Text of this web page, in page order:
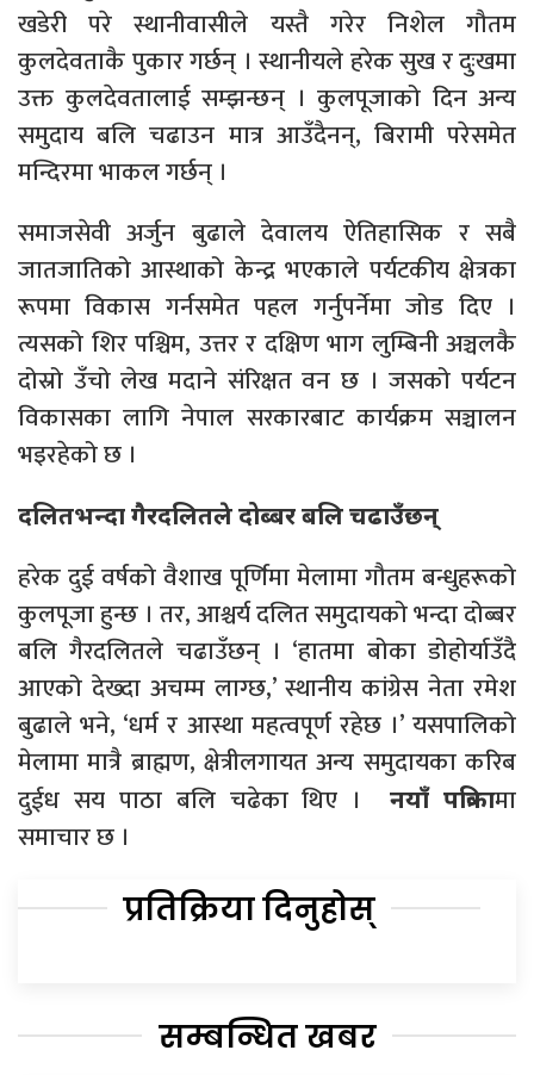
खडेरी परे स्थानीवासीले यस्तै गरेर निशेल गौतम
कुलदेवताकै पुकार गर्छन् । स्थानीयले हरेक सुख र दुःखमा
उक्त कुलदेवतालाई सम्झन्छन् । कुलपूजाको दिन अन्य
समुदाय बलि चढाउन मात्र आउँदैनन्, बिरामी परेसमेत
मन्दिरमा भाकल गर्छन् ।
समाजसेवी अर्जुन बुढाले देवालय ऐतिहासिक र सबै
जातजातिको आस्थाको केन्द्र भएकाले पर्यटकीय क्षेत्रका
रूपमा विकास गर्नसमेत पहल गर्नुपर्नेमा जोड दिए ।
त्यसको शिर पश्चिम, उत्तर र दक्षिण भाग लुम्बिनी अञ्चलकै
दोस्रो उँचो लेख मदाने संरिक्षत वन छ । जसको पर्यटन
विकासका लागि नेपाल सरकारबाट कार्यक्रम सञ्चालन
भइरहेको छ ।
दलितभन्दा गैरदलितले दोब्बर बलि चढाउँछन्
हरेक दुई वर्षको वैशाख पूर्णिमा मेलामा गौतम बन्धुहरूको
कुलपूजा हुन्छ । तर, आश्चर्य दलित समुदायको भन्दा दोब्बर
बलि गैरदलितले चढाउँछन् । ‘हातमा बोका डोहोर्याउँदै
आएको देख्दा अचम्म लाग्छ,’ स्थानीय कांग्रेस नेता रमेश
बुढाले भने, ‘धर्म र आस्था महत्वपूर्ण रहेछ ।’ यसपालिको
मेलामा मात्रै ब्राह्मण, क्षेत्रीलगायत अन्य समुदायका करिब
दुईध सय पाठा बलि चढेका थिए ।नयाँ पत्रिकामा
समाचार छ ।
प्रतिक्रिया दिनुहोस्
सम्बन्धित खबर